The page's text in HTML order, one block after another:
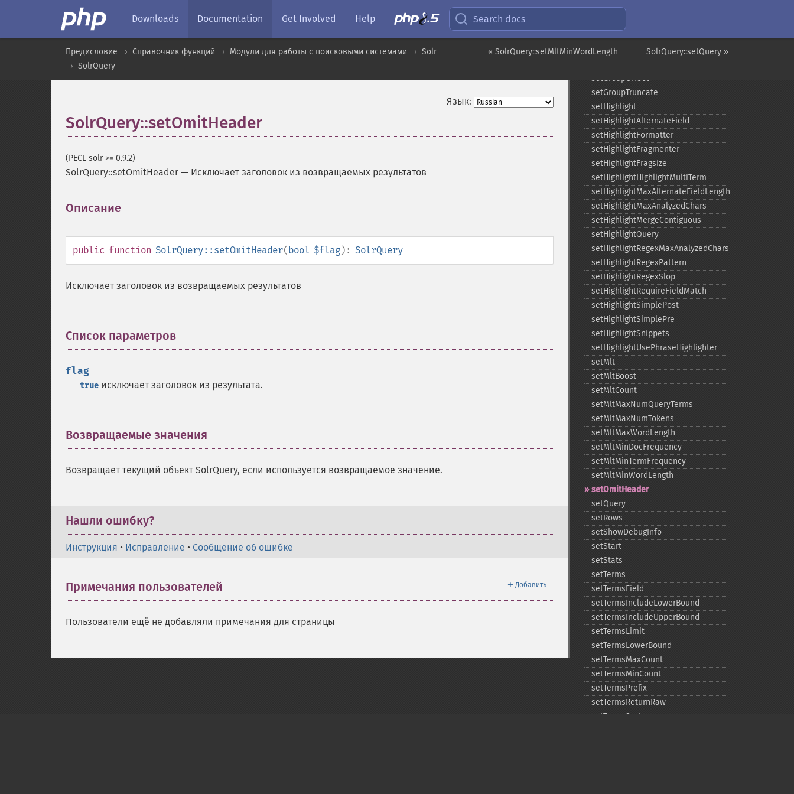
Downloads Documentation Get Involved Help Search docs
SolrQuery::setQuery »
« SolrQuery::setMltMinWordLength
Предисловие Справочник функций Модули для работы с поисковыми системами
Solr
SolrQuery
Язык:
SolrQuery::setOmitHeader
(PECL solr >= 0.9.2)
SolrQuery::setOmitHeader — Исключает заголовок из возвращаемых результатов
Описание
public function SolrQuery::setOmitHeader(bool $flag): SolrQuery
Исключает заголовок из возвращаемых результатов
Список параметров
flag
true исключает заголовок из результата.
Возвращаемые значения
Возвращает текущий объект SolrQuery, если используется возвращаемое значение.
Нашли ошибку?
Инструкция • Исправление • Сообщение об ошибке
＋ Добавить
Примечания пользователей
Пользователи ещё не добавляли примечания для страницы
setGroupFacet
setGroupLimit
setGroupMain
setGroupOffset
setGroupTruncate
setHighlight
setHighlightAlternateField
setHighlightFormatter
setHighlightFragmenter
setHighlightFragsize
setHighlightHighlightMultiTerm
setHighlightMaxAlternateFieldLength
setHighlightMaxAnalyzedChars
setHighlightMergeContiguous
setHighlightQuery
setHighlightRegexMaxAnalyzedChars
setHighlightRegexPattern
setHighlightRegexSlop
setHighlightRequireFieldMatch
setHighlightSimplePost
setHighlightSimplePre
setHighlightSnippets
setHighlightUsePhraseHighlighter
setMlt
setMltBoost
setMltCount
setMltMaxNumQueryTerms
setMltMaxNumTokens
setMltMaxWordLength
setMltMinDocFrequency
setMltMinTermFrequency
setMltMinWordLength
setOmitHeader
setQuery
setRows
setShowDebugInfo
setStart
setStats
setTerms
setTermsField
setTermsIncludeLowerBound
setTermsIncludeUpperBound
setTermsLimit
setTermsLowerBound
setTermsMaxCount
setTermsMinCount
setTermsPrefix
setTermsReturnRaw
setTermsSort